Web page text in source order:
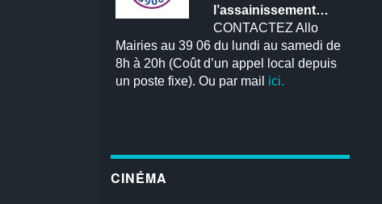
l’assainissement…
CONTACTEZ Allo
Mairies au 39 06 du lundi au samedi de
8h à 20h (Coût d’un appel local depuis
un poste fixe). Ou par mail ici.
CINÉMA